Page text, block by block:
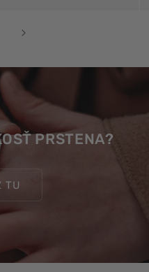
PRSTENA?
TU